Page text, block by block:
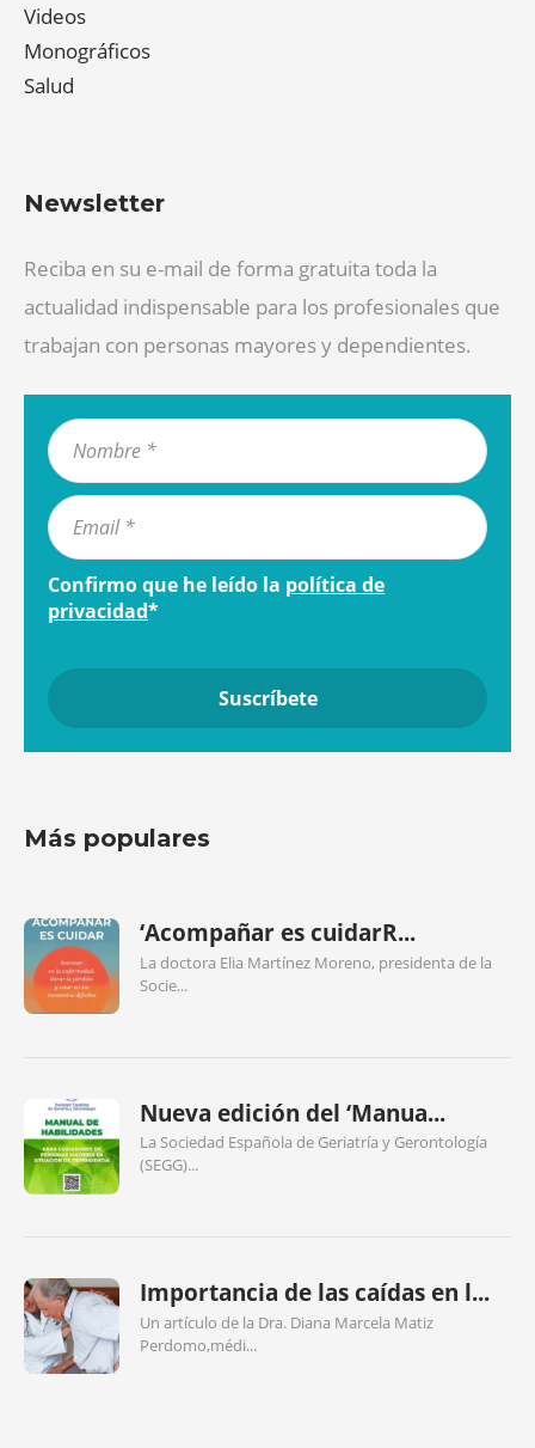
Videos
Monográficos
Salud
Newsletter
Reciba en su e-mail de forma gratuita toda la
actualidad indispensable para los profesionales que
trabajan con personas mayores y dependientes.
Confirmo que he leído la política de
privacidad*
Más populares
‘Acompañar es cuidarR...
La doctora Elia Martínez Moreno, presidenta de la
Socie...
Nueva edición del ‘Manua...
La Sociedad Española de Geriatría y Gerontología
(SEGG)...
Importancia de las caídas en l...
Un artículo de la Dra. Diana Marcela Matiz
Perdomo,médi...